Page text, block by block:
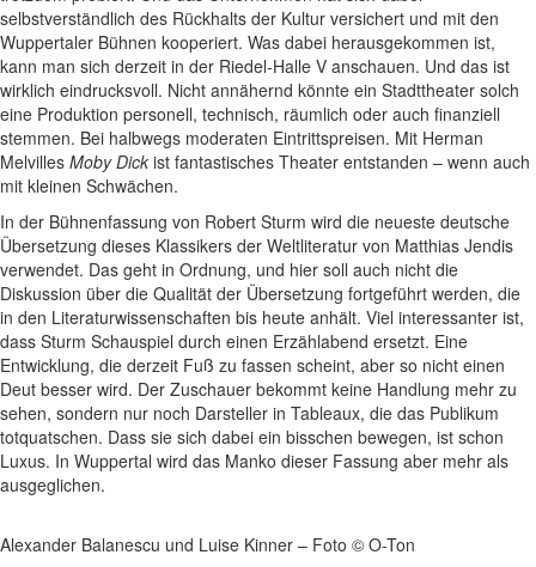
selbstverständlich des Rückhalts der Kultur versichert und mit den
Wuppertaler Bühnen kooperiert. Was dabei herausgekommen ist,
kann man sich derzeit in der Riedel-Halle V anschauen. Und das ist
wirklich eindrucksvoll. Nicht annähernd könnte ein Stadttheater solch
eine Produktion personell, technisch, räumlich oder auch finanziell
stemmen. Bei halbwegs moderaten Eintrittspreisen. Mit Herman
Melvilles Moby Dick ist fantastisches Theater entstanden – wenn auch
mit kleinen Schwächen.
In der Bühnenfassung von Robert Sturm wird die neueste deutsche
Übersetzung dieses Klassikers der Weltliteratur von Matthias Jendis
verwendet. Das geht in Ordnung, und hier soll auch nicht die
Diskussion über die Qualität der Übersetzung fortgeführt werden, die
in den Literaturwissenschaften bis heute anhält. Viel interessanter ist,
dass Sturm Schauspiel durch einen Erzählabend ersetzt. Eine
Entwicklung, die derzeit Fuß zu fassen scheint, aber so nicht einen
Deut besser wird. Der Zuschauer bekommt keine Handlung mehr zu
sehen, sondern nur noch Darsteller in Tableaux, die das Publikum
totquatschen. Dass sie sich dabei ein bisschen bewegen, ist schon
Luxus. In Wuppertal wird das Manko dieser Fassung aber mehr als
ausgeglichen.
Alexander Balanescu und Luise Kinner – Foto © O-Ton